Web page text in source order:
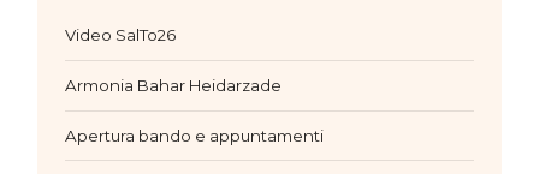
Video SalTo26
Armonia Bahar Heidarzade
Apertura bando e appuntamenti